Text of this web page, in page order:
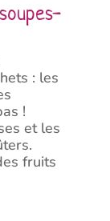
: les
!
et les
fruits